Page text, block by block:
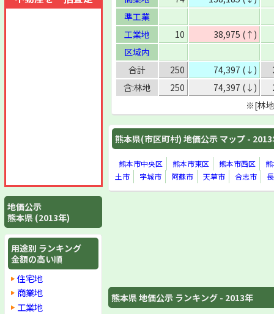
準工業
工業地
10
38,975 (↑)
区域内
合計
250 74,397 (↓)
含:林地
250 74,397 (↓)
※[林
熊本県(市区町村) 地価公示 マップ -
熊本市中央区 熊本市東区 熊本市西区
土市
宇城市 阿蘇市 天草市 合志市
熊本県 地価公示 ランキング - 2013年
地価公示
熊本県 (2013年)
用途別 ランキング
金額の高い順
住宅地
商業地
工業地